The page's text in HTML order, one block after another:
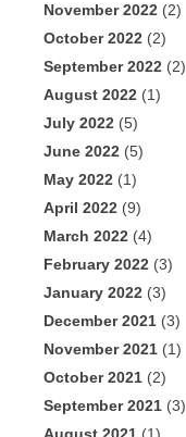
November 2022 (2)
October 2022 (2)
September 2022 (2)
August 2022 (1)
July 2022 (5)
June 2022 (5)
May 2022 (1)
April 2022 (9)
March 2022 (4)
February 2022 (3)
January 2022 (3)
December 2021 (3)
November 2021 (1)
October 2021 (2)
September 2021 (3)